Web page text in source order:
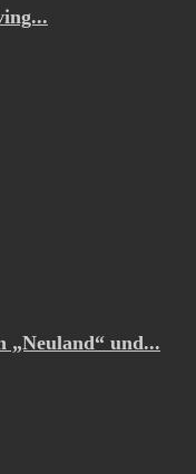
„Neuland“ und...